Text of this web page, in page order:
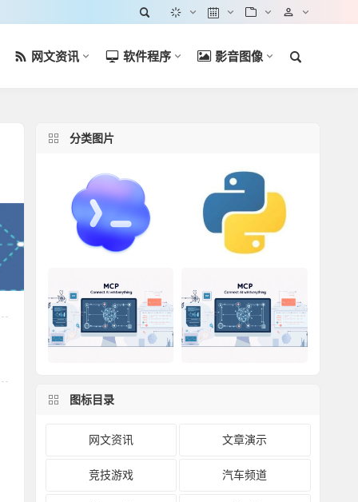
网文资讯 软件程序 影音图像
分类图片
图标目录
网文资讯 文章演示
竞技游戏 汽车频道